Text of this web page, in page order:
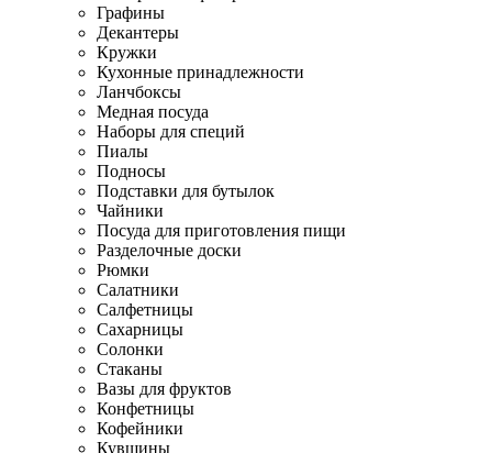
Графины
Декантеры
Кружки
Кухонные принадлежности
Ланчбоксы
Медная посуда
Наборы для специй
Пиалы
Подносы
Подставки для бутылок
Чайники
Посуда для приготовления пищи
Разделочные доски
Рюмки
Салатники
Салфетницы
Сахарницы
Солонки
Стаканы
Вазы для фруктов
Конфетницы
Кофейники
Кувшины